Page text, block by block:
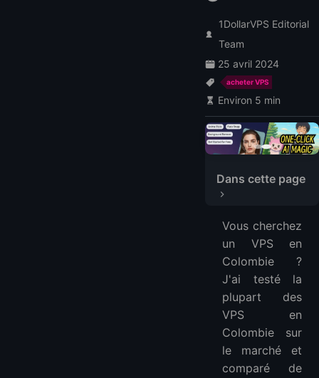
1DollarVPS Editorial
Team
25 avril 2024
acheter VPS
Environ 5 min
Dans cette pageMeilleurs fournisseurs de VPS en Colombie
1. LightNode
FAQ
Vous cherchez
un VPS en
Colombie ?
J'ai testé la
plupart des
VPS en
Colombie sur
le marché et
comparé de